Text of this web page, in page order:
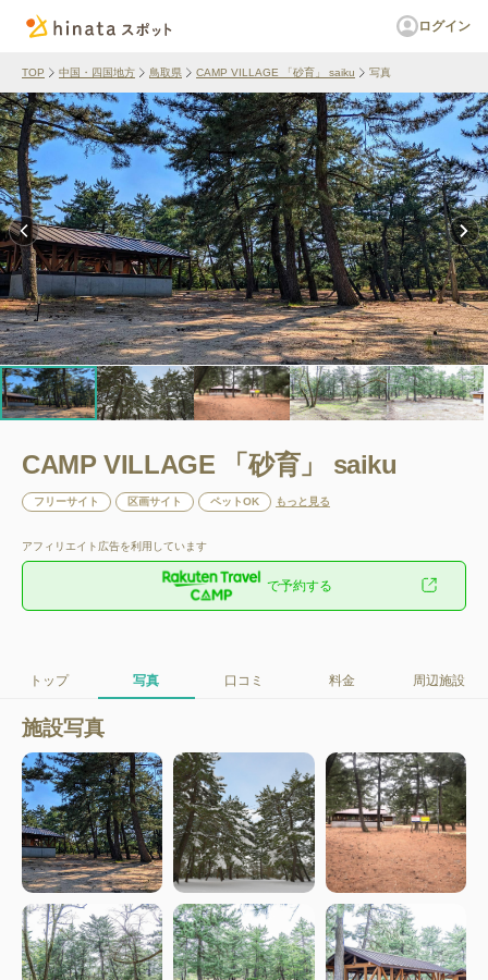
ログイン
TOP 中国・四国地方 鳥取県 CAMP VILLAGE 「砂育」 saiku 写真
CAMP VILLAGE 「砂育」 saiku
フリーサイト 区画サイト ペットOK もっと見る
アフィリエイト広告を利用しています
で予約する
トップ 写真 口コミ 料金 周辺施設
施設写真